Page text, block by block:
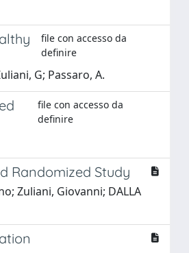
file con accesso da
definire
G; Passaro, A.
file con accesso da
definire
Randomized Study
Zuliani, Giovanni; DALLA